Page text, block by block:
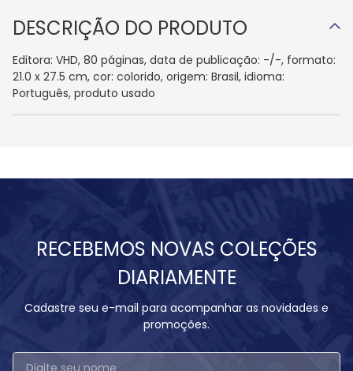
DESCRIÇÃO DO PRODUTO
Editora: VHD, 80 páginas, data de publicação: -/-, formato:
21.0 x 27.5 cm, cor: colorido, origem: Brasil, idioma:
Português, produto usado
RECEBEMOS NOVAS COLEÇÕES
DIARIAMENTE
Cadastre seu e-mail para acompanhar as novidades e
promoções.